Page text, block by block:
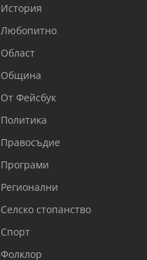
История
Любопитно
Област
Община
От Фейсбук
Политика
Правосъдие
Програми
Регионални
Селско стопанство
Спорт
Фолклор